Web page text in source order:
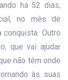
há 52 dias,
no mês de
Outro
que vai ajudar
não têm onde
às suas